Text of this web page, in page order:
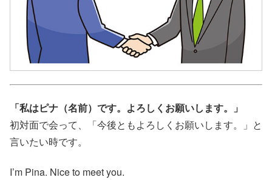
「私はピナ（名前）です。よろしくお願いします。」
初対面で会って、「今後ともよろしくお願いします。」と
言いたい時です。
I’m Pina. Nice to meet you.